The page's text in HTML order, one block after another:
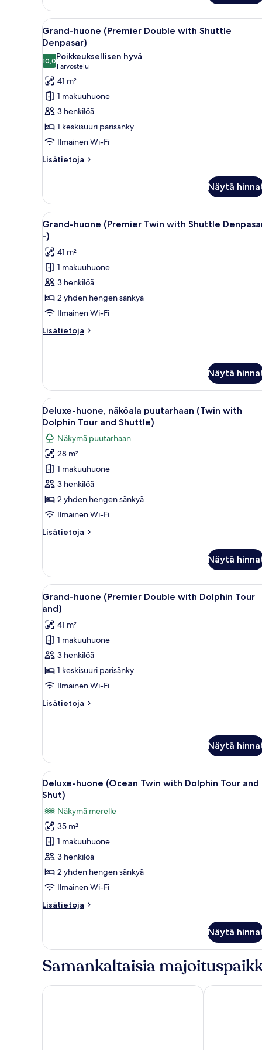
with
Shuttle
Denpasar
-)
Avaa
kaikki
huonetyypin
Grand-
huone
(Premier
Double
with
Shuttle
Denpasar)
kuvat
Moderni hotellihuone, jossa
7
Grand-huone (Premier Double with Shuttle
Denpasar)
10,010,0 kautta 10
Poikkeuksellisen hyvä
1 arvostelu
(1
arvostelu)
41 m²
1 makuuhuone
3 henkilöä
1 keskisuuri parisänky
Ilmainen Wi-Fi
Lisätietoja
Lisätietoja
(Premier
Double
with
Shuttle
Denpasar)
Näytä
Avaa
kaikki
huonetyypin
Grand-
huone
(Premier
Twin
with
Shuttle
Denpasar
Hotellihuone, jossa on kaksi
6
Grand-huone (Premier Twin with Shuttle
-)
41 m²
1 makuuhuone
3 henkilöä
2 yhden hengen sänkyä
Ilmainen Wi-Fi
Lisätietoja
Lisätietoja
Twin
with
Shuttle
Denpasar
-)
Näytä
Avaa
kaikki
huonetyypin
Deluxe-
huone,
näköala
puutarhaan
(Twin
with
Tour
kuvat
Hotellihuone, jossa on kaksi
6
Deluxe-huone, näköala puutarhaan (Twin with
Dolphin Tour and Shuttle)
Näkymä puutarhaan
28 m²
1 makuuhuone
3 henkilöä
2 yhden hengen sänkyä
Ilmainen Wi-Fi
Lisätietoja
Lisätietoja
näköala
puutarhaan
(Twin
with
Dolphin
Tour
and
Shuttle)
Näytä
Avaa
kaikki
huonetyypin
Grand-
huone
(Premier
Double
with
Dolphin
Tour
Sänky, jossa on valkoiset
7
Grand-huone (Premier Double with Dolphin Tour
and)
41 m²
1 makuuhuone
3 henkilöä
1 keskisuuri parisänky
Ilmainen Wi-Fi
Lisätietoja
Lisätietoja
Double
with
Dolphin
Tour
and)
Näytä
Avaa
kaikki
huonetyypin
Deluxe-
huone
(Ocean
Twin
with
Dolphin
and
Hotellihuone, jossa on kaksi
5
Deluxe-huone (Ocean Twin with Dolphin Tour and
Shut)
Näkymä merelle
35 m²
1 makuuhuone
3 henkilöä
2 yhden hengen sänkyä
Ilmainen Wi-Fi
Lisätietoja
Lisätietoja
(Ocean
with
Tour
Näytä
Samankaltaisia
Frangipani Beach Hotel Puri Bali Lovina